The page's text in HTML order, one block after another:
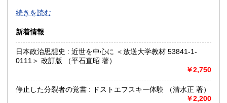
【 厚紙封筒＋OPP袋で丁寧梱包 / 公費歓迎 】
します
沿線名：-
最寄駅：-
定休日：-
続きを読む
新着情報
日本政治思想史 : 近世を中心に ＜放送大学教材 53841-1-
0111＞ 改訂版 （平石直昭 著）
￥2,750
停止した分裂者の覚書 : ドストエフスキー体験 （清水正 著）
￥2,200